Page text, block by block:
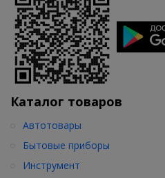
Каталог товаров
Автотовары
Бытовые приборы
Инструмент